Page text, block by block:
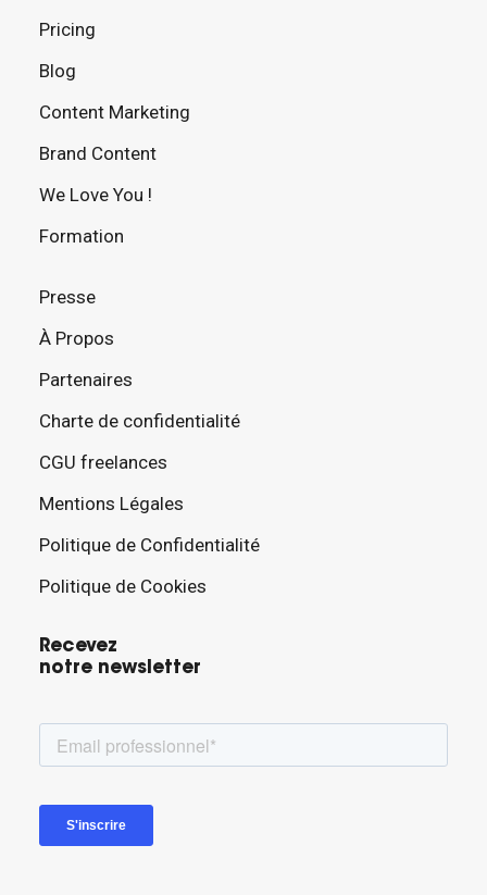
Pricing
Blog
Content Marketing
Brand Content
We Love You !
Formation
Presse
À Propos
Partenaires
Charte de confidentialité
CGU freelances
Mentions Légales
Politique de Confidentialité
Politique de Cookies
Recevez
notre newsletter